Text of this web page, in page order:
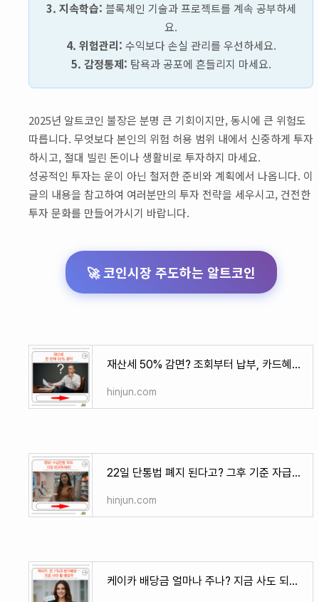
3. 지속학습: 블록체인 기술과 프로젝트를 계속 공부하세
요.
4. 위험관리: 수익보다 손실 관리를 우선하세요.
5. 감정통제: 탐욕과 공포에 흔들리지 마세요.
2025년 알트코인 불장은 분명 큰 기회이지만, 동시에 큰 위험도
따릅니다. 무엇보다 본인의 위험 허용 범위 내에서 신중하게 투자
하시고, 절대 빌린 돈이나 생활비로 투자하지 마세요.
성공적인 투자는 운이 아닌 철저한 준비와 계획에서 나옵니다. 이
글의 내용을 참고하여 여러분만의 투자 전략을 세우시고, 건전한
투자 문화를 만들어가시기 바랍니다.
🚀 코인시장 주도하는 알트코인
재산세 50% 감면? 조회부터 납부, 카드혜택까지 한 번에!
hinjun.com
22일 단통법 폐지 된다고? 그후 기준 자급제 시점과 영향 분석
hinjun.com
케이카 배당금 얼마나 주나? 지금 사도 되는 주가? 상승 여력있나?